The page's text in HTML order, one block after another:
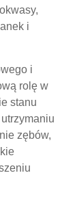
i
i
rolę w
stanu
zębów,